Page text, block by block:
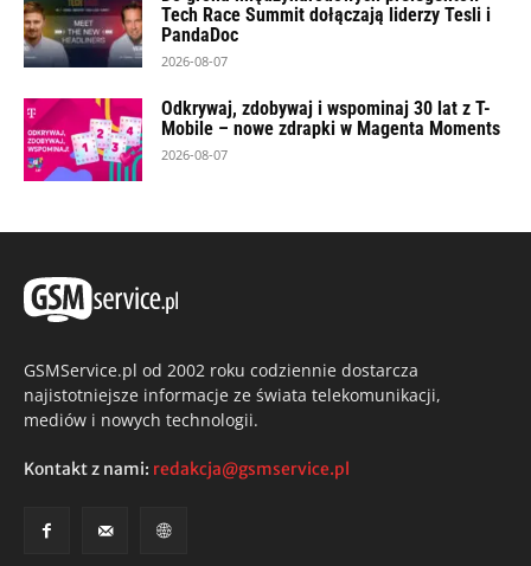
Tech Race Summit dołączają liderzy Tesli i
PandaDoc
2026-08-07
Odkrywaj, zdobywaj i wspominaj 30 lat z T-
Mobile – nowe zdrapki w Magenta Moments
2026-08-07
GSMService.pl od 2002 roku codziennie dostarcza
najistotniejsze informacje ze świata telekomunikacji,
mediów i nowych technologii.
Kontakt z nami: redakcja@gsmservice.pl